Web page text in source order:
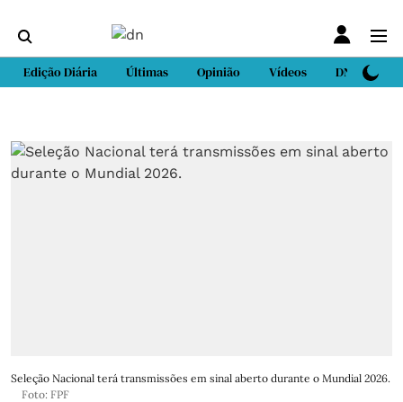
Edição Diária Últimas Opinião Vídeos DN Sport
Seleção Nacional terá transmissões em sinal aberto durante o Mundial 2026.
Foto: FPF